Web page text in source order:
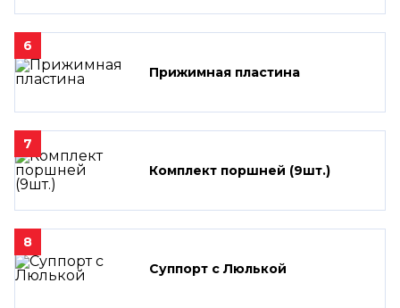
6
Прижимная пластина
7
Комплект поршней (9шт.)
8
Суппорт с Люлькой